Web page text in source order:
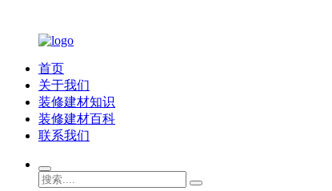
首页
关于我们
装修建材知识
装修建材百科
联系我们